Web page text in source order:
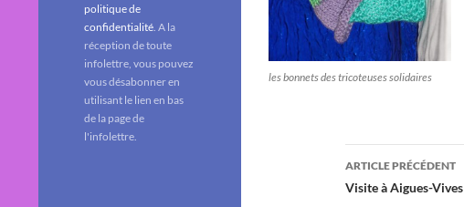
les bonnets des tricoteuses solidaires
Navigation
des
ARTICLE PRÉCÉDENT
Visite à Aigues-Vives
politique de
confidentialité. A la
réception de toute
infolettre, vous pouvez
vous désabonner en
utilisant le lien en bas
de la page de
l'infolettre.